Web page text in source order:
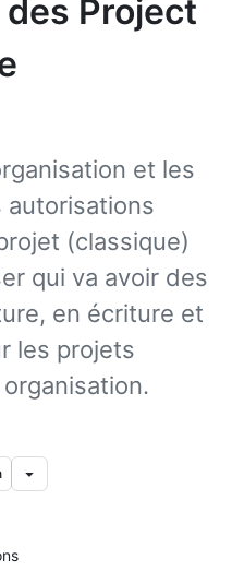
Project
et les
autorisations
(classique)
qui va avoir des
en écriture et
les projets